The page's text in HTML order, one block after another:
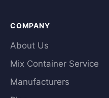
COMPANY
About Us
Mix Container Service
Manufacturers